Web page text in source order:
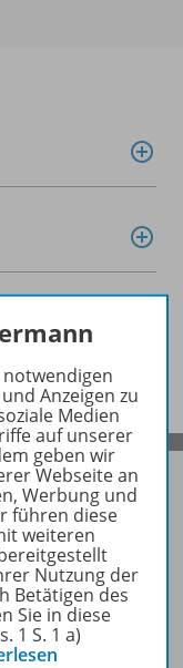
zu
Anzeigen zu
Medien
auf unserer
geben wir
Webseite an
Werbung und
führen diese
weiteren
Nutzung der
Betätigen des
Sie in diese
1 S. 1 a)